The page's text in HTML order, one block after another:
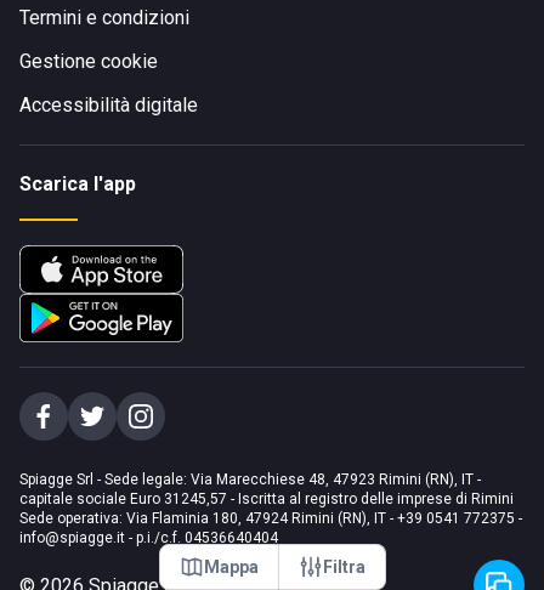
Mappa Filtra
Termini e condizioni
Gestione cookie
Accessibilità digitale
Scarica l'app
Spiagge Srl - Sede legale: Via Marecchiese 48, 47923 Rimini (RN), IT -
capitale sociale Euro 31245,57 - Iscritta al registro delle imprese di Rimini
Sede operativa: Via Flaminia 180, 47924 Rimini (RN), IT - +39 0541 772375 -
info@spiagge.it - p.i./c.f. 04536640404